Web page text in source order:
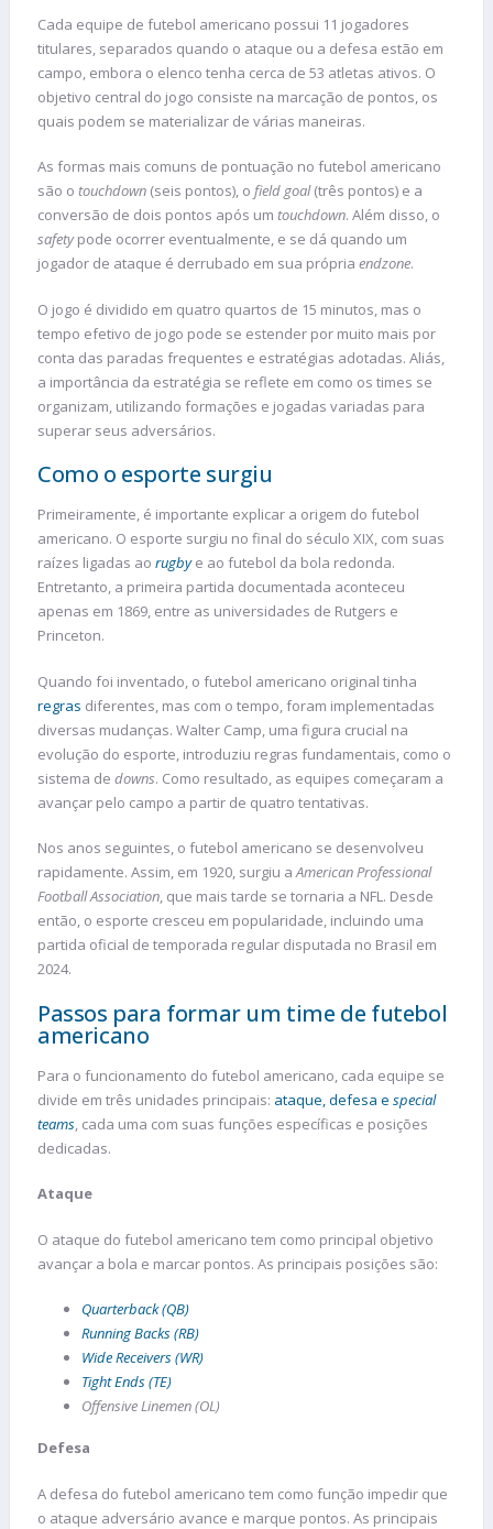
Cada equipe de futebol americano possui 11 jogadores
titulares, separados quando o ataque ou a defesa estão em
campo, embora o elenco tenha cerca de 53 atletas ativos. O
objetivo central do jogo consiste na marcação de pontos, os
quais podem se materializar de várias maneiras.
As formas mais comuns de pontuação no futebol americano
são o touchdown (seis pontos), o field goal(três pontos) e a
conversão de dois pontos após um touchdown. Além disso, o
safetypode ocorrer eventualmente, e se dá quando um
jogador de ataque é derrubado em sua própria endzone.
O jogo é dividido em quatro quartos de 15 minutos, mas o
tempo efetivo de jogo pode se estender por muito mais por
conta das paradas frequentes e estratégias adotadas. Aliás,
a importância da estratégia se reflete em como os times se
organizam, utilizando formações e jogadas variadas para
superar seus adversários.
Como o esporte surgiu
Primeiramente, é importante explicar a origem do futebol
americano. O esporte surgiu no final do século XIX, com suas
raízes ligadas ao rugbye ao futebol da bola redonda.
Entretanto, a primeira partida documentada aconteceu
apenas em 1869, entre as universidades de Rutgers e
Princeton.
Quando foi inventado, o futebol americano original tinha
regras diferentes, mas com o tempo, foram implementadas
diversas mudanças. Walter Camp, uma figura crucial na
evolução do esporte, introduziu regras fundamentais, como o
sistema de downs. Como resultado, as equipes começaram a
avançar pelo campo a partir de quatro tentativas.
Nos anos seguintes, o futebol americano se desenvolveu
rapidamente. Assim, em 1920, surgiu aAmerican Professional
Football Association, que mais tarde se tornaria a NFL. Desde
então, o esporte cresceu em popularidade, incluindo uma
partida oficial de temporada regular disputada no Brasil em
2024.
Passos para formar um time de futebol
americano
Para o funcionamento do futebol americano, cada equipe se
divide em três unidades principais: ataque, defesa e special
teams, cada uma com suas funções específicas e posições
dedicadas.
Ataque
O ataque do futebol americano tem como principal objetivo
avançar a bola e marcar pontos. As principais posições são:
Quarterback (QB)
Running Backs (RB)
Wide Receivers (WR)
Tight Ends (TE)
Offensive Linemen (OL)
Defesa
A defesa do futebol americano tem como função impedir que
o ataque adversário avance e marque pontos. As principais